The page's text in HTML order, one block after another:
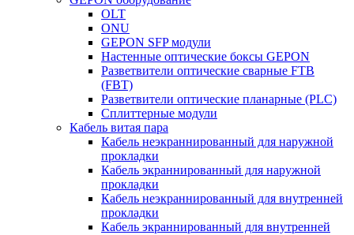
OLT
ONU
GEPON SFP модули
Настенные оптические боксы GEPON
Разветвители оптические сварные FTB
(FBT)
Разветвители оптические планарные (PLC)
Сплиттерные модули
Кабель витая пара
Кабель неэкраннированный для наружной
прокладки
Кабель экраннированный для наружной
прокладки
Кабель неэкраннированный для внутренней
прокладки
Кабель экраннированный для внутренней